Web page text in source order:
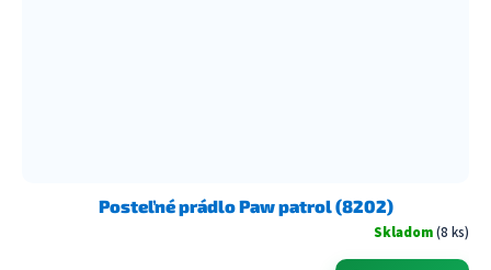
Posteľné prádlo Paw patrol (8202)
Skladom(8 ks)